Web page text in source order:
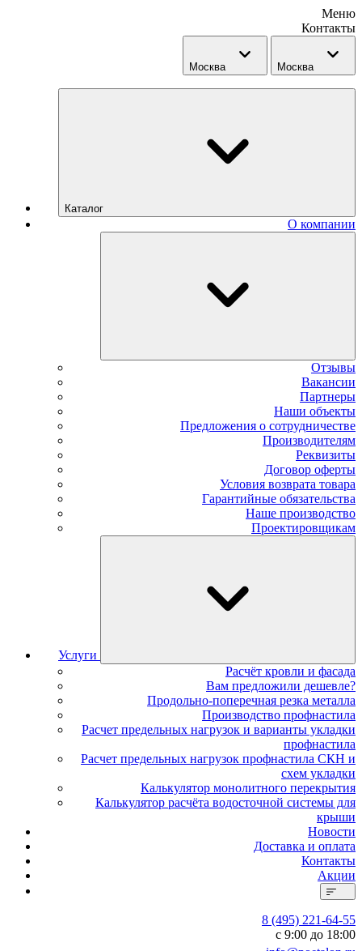
Меню
Контакты
Москва Москва
Каталог
О компании
Отзывы
Вакансии
Партнеры
Наши объекты
Предложения о сотрудничестве
Производителям
Реквизиты
Договор оферты
Условия возврата товара
Гарантийные обязательства
Наше производство
Проектировщикам
Услуги
Расчёт кровли и фасада
Вам предложили дешевле?
Продольно-поперечная резка металла
Производство профнастила
Расчет предельных нагрузок и варианты укладки
профнастила
Расчет предельных нагрузок профнастила СКН и
схем укладки
Калькулятор монолитного перекрытия
Калькулятор расчёта водосточной системы для
крыши
Новости
Доставка и оплата
Контакты
Акции
8 (495) 221-64-55
с 9:00 до 18:00